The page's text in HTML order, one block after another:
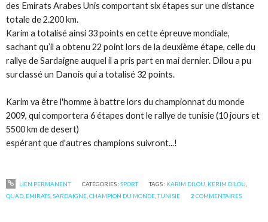
des Emirats Arabes Unis comportant six étapes sur une distance
totale de 2.200 km.
Karim a totalisé ainsi 33 points en cette épreuve mondiale,
sachant qu’il a obtenu 22 point lors de la deuxième étape, celle du
rallye de Sardaigne auquel il a pris part en mai dernier. Dilou a pu
surclassé un Danois qui a totalisé 32 points.
Karim va être l'homme à battre lors du championnat du monde
2009, qui comportera 6 étapes dont le rallye de tunisie (10 jours et
5500 km de desert)
espérant que d'autres champions suivront...!
LIEN PERMANENT CATÉGORIES :SPORT TAGS : KARIM DILOU KERIM DILOU
QUAD EMIRATS ,SARDAIGNE ,CHAMPION DU MONDE ,TUNISIE 2 COMMENTAIRES